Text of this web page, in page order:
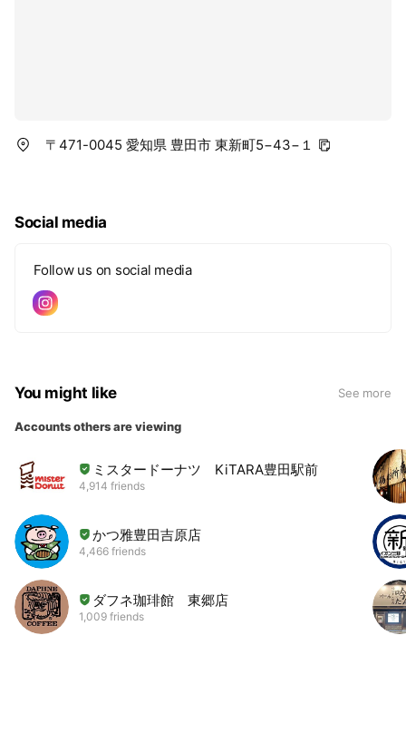
〒471-0045 愛知県 豊田市 東新町5−43−１
Social media
Follow us on social media
You might like See more
Accounts others are viewing
ミスタードーナツ KiTARA豊田駅前
4,914 friends
かつ雅豊田吉原店
4,466 friends
ダフネ珈琲館 東郷店
1,009 friends